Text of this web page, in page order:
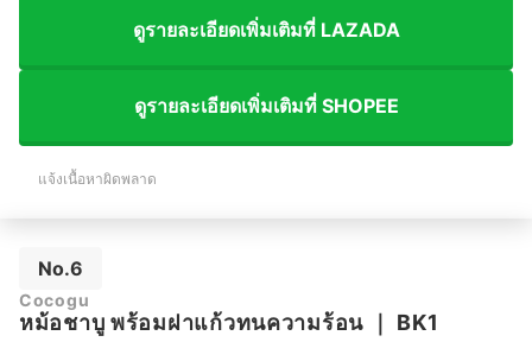
ดูรายละเอียดเพิ่มเติมที่ LAZADA
ดูรายละเอียดเพิ่มเติมที่ SHOPEE
แจ้งเนื้อหาผิดพลาด
No.6
Cocogu
หม้อชาบู พร้อมฝาแก้วทนความร้อน BK1